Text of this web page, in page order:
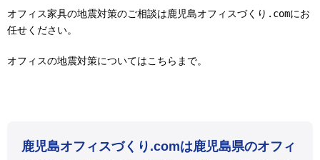
オフィス家具の地震対策のご相談は鹿児島オフィスづくり .comにお
任せください。
オフィスの地震対策についてはこちらまで。
鹿児島オフィスづくり.comは鹿児島県のオフィ